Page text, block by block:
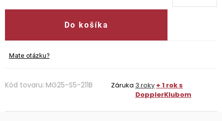
Do košíka
Mate otázku?
Kód tovaru: MG25-S5-211B Záruka 3 roky + 1 rok s
DopplerKlubom